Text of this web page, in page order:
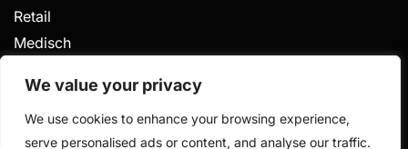
We value your privacy
We use cookies to enhance your browsing experience,
serve personalised ads or content, and analyse our traffic.
Retail
Medisch